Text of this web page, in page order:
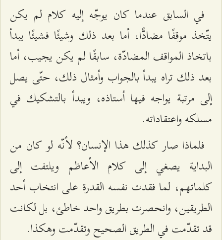
في السابق عندما كان يوجّه إليه كلام لم يكن
يتّخذ موقفًا مضادًّا، أما بعد ذلك وشيئًا فشيئًا يبدأ
باتخاذ المواقف المضادّة، سابقًا لم يكن يجيب، أما
بعد ذلك تراه يبدأ بالجواب وأمثال ذلك، حتّى يصل
إلى مرتبة يواجه فيها أستاذه، ويبدأ بالتشكيك في
مسلكه واعتقاداته.
فلماذا صار كذلك هذا الإنسان؟ لأنّه لو كان من
البداية يصغي إلى كلام الأعاظم ويلتفت إلى
كلماتهم، لما فقدت نفسه القدرة على انتخاب أحد
الطريقين، وانحصرت بطريق واحد خاطئ، بل لكانت
قد تقدّمت في الطريق الصحيح وتقدّمت وهكذا.